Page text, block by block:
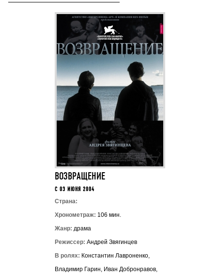
ВОЗВРАЩЕНИЕ
C 03 ИЮНЯ 2004
Страна:
Хронометраж: 106 мин.
Жанр: драма
Режиссер: Андрей Звягинцев
В ролях: Константин Лавроненко,
Владимир Гарин, Иван Добронравов,